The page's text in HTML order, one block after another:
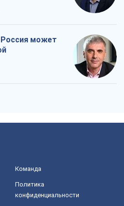
Россия может
Команда
Политика
конфиденциальности